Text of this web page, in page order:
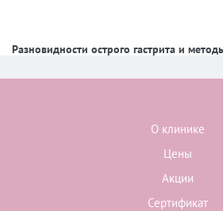
Разновидности острого гастрита и
О клинике
Цены
Акции
Сертификат